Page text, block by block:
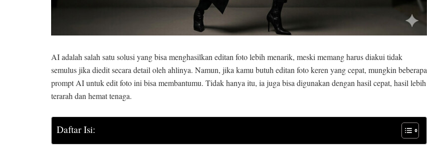
AI adalah salah satu solusi yang bisa menghasilkan editan foto lebih menarik, meski memang harus diakui tidak
semulus jika diedit secara detail oleh ahlinya. Namun, jika kamu butuh editan foto keren yang cepat, mungkin beberapa
prompt AI untuk edit foto ini bisa membantumu. Tidak hanya itu, ia juga bisa digunakan dengan hasil cepat, hasil lebih
terarah dan hemat tenaga.
Daftar Isi: